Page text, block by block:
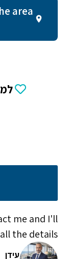
area
me and I'll
the details!
עידן